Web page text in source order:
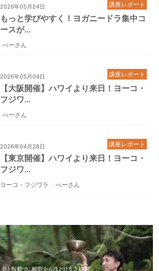
2026年05月24日
もっと学びやすく！ヨガニードラ集中コ
ースが…
べーさん
講座レポート
2026年05月04日
【大阪開催】ハワイより来日！ヨーコ・
フジワ…
べーさん
講座レポート
2026年04月28日
【東京開催】ハワイより来日！ヨーコ・
フジワ…
ヨーコ・フジワラ べーさん
講座レポート